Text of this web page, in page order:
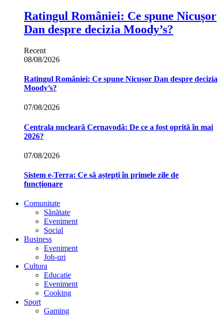
Ratingul României: Ce spune Nicușor
Dan despre decizia Moody’s?
Recent
08/08/2026
Ratingul României: Ce spune Nicușor Dan despre decizia
Moody’s?
07/08/2026
Centrala nucleară Cernavodă: De ce a fost oprită în mai
2026?
07/08/2026
Sistem e-Terra: Ce să aștepți în primele zile de
funcționare
Comunitate
Sănătate
Eveniment
Social
Business
Eveniment
Job-uri
Cultura
Educatie
Eveniment
Cooking
Sport
Gaming